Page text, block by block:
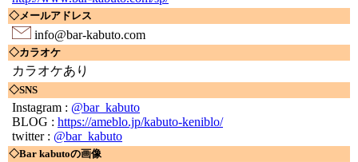
◇メールアドレス
info@bar-kabuto.com
◇カラオケ
カラオケあり
◇SNS
Instagram : @bar_kabuto
BLOG : https://ameblo.jp/kabuto-keniblo/
twitter : @bar_kabuto
◇Bar kabutoの画像